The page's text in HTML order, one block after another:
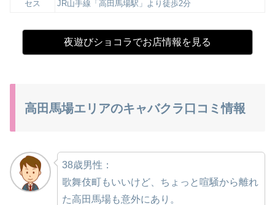
セス
JR山手線「高田馬場駅」より徒歩2分
夜遊びショコラでお店情報を見る
高田馬場エリアのキャバクラ口コミ情報
38歳男性：
歌舞伎町もいいけど、ちょっと喧騒から離れ
た高田馬場も意外にあり。